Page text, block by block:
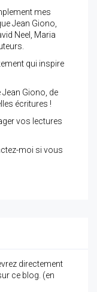
mes
Jean Giono,
Neel, Maria
qui inspire
Giono, de
écritures !
vos lectures
moi si vous
directement
ce blog. (en